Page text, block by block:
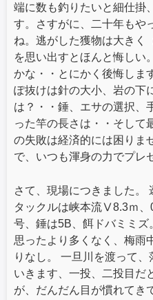
端に数も釣りたいと細仕掛
す。さすがに、二十年もや
ね。逃がした獲物は大きく
を思い出すとほんと悔しい
かな・・とにかく後悔しま
ぽ抜けは針の大小、岩の下
は？・・錘、エサの選択、
った竿の長さは・・そして
の失敗は経済的には困りま
で、いつも渾身の力でプレ
さて、現場につきました。
タックルは峡本流Ⅴ8.3ｍ
号、錘は5B、餌ドバミミ
思ったより多くなく、梅雨
りなし。 一旦川を渡って
いきます、一投、二投目だ
が、だんだん目が慣れてき